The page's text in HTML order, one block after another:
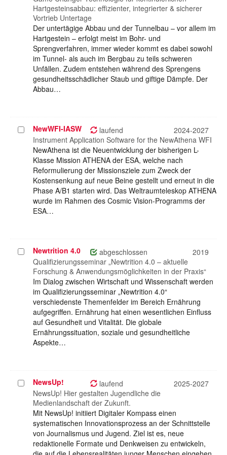
Hartgesteinsabbau: effizienter, integrierter & sicherer
Vortrieb Untertage
Der untertägige Abbau und der Tunnelbau – vor allem im
Hartgestein – erfolgt meist im Bohr- und
Sprengverfahren, immer wieder kommt es dabei sowohl
im Tunnel- als auch im Bergbau zu teils schweren
Unfällen. Zudem entstehen während des Sprengens
gesundheitsschädlicher Staub und giftige Dämpfe. Der
Abbau…
Projekt
auswählen
NewWFI-IASW laufend
2024-2027
Instrument Application Software for the NewAthena WFI
NewAthena ist die Neuentwicklung der bisherigen L-
Klasse Mission ATHENA der ESA, welche nach
Reformulierung der Missionsziele zum Zweck der
Kostensenkung auf neue Beine gestellt und erneut in die
Phase A/B1 starten wird. Das Weltraumteleskop ATHENA
wurde im Rahmen des Cosmic Vision-Programms der
ESA…
Projekt
auswählen
Newtrition 4.0 abgeschlossen
2019
Qualifizierungsseminar „Newtrition 4.0 – aktuelle
Forschung & Anwendungsmöglichkeiten in der Praxis“
Im Dialog zwischen Wirtschaft und Wissenschaft werden
im Qualifizierungsseminar „Newtrition 4.0“
verschiedenste Themenfelder im Bereich Ernährung
aufgegriffen. Ernährung hat einen wesentlichen Einfluss
auf Gesundheit und Vitalität. Die globale
Ernährungssituation, soziale und gesundheitliche
Aspekte…
Projekt
auswählen
NewsUp! laufend
2025-2027
NewsUp! Hier gestalten Jugendliche die
Medienlandschaft der Zukunft.
Mit NewsUp! initiiert Digitaler Kompass einen
systematischen Innovationsprozess an der Schnittstelle
von Journalismus und Jugend. Ziel ist es, neue
redaktionelle Formate und Denkweisen zu entwickeln,